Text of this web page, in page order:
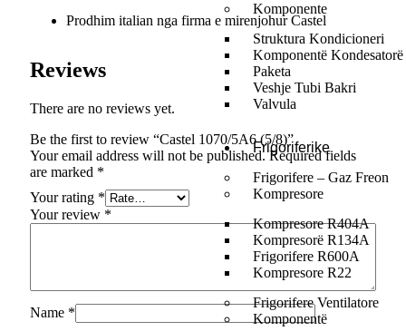
Komponente
Struktura Kondicioneri
Komponentë Kondesatorë
Paketa
Veshje Tubi Bakri
Valvula
Frigoriferike
Frigorifere – Gaz Freon
Kompresore
Kompresore R404A
Kompresorë R134A
Frigorifere R600A
Kompresore R22
Frigorifere Ventilatore
Komponentë
Prodhim italian nga firma e mirenjohur Castel
Reviews
There are no reviews yet.
Be the first to review “Castel 1070/5A6 (5/8)”
Your email address will not be published. Required fields
are marked *
Your rating *
Your review *
Name *